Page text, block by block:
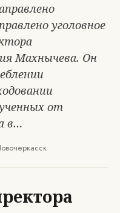
уголовное
Махнычева. Он
от
в…